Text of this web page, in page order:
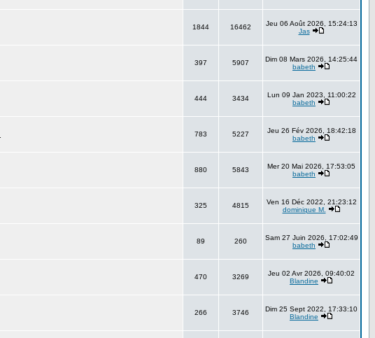
1844 16462
Jeu 06 Août 2026, 15:24:13
Jas
397 5907
Dim 08 Mars 2026, 14:25:44
babeth
444 3434
Lun 09 Jan 2023, 11:00:22
babeth
783 5227
Jeu 26 Fév 2026, 18:42:18
babeth
880 5843
Mer 20 Mai 2026, 17:53:05
babeth
325 4815
Ven 16 Déc 2022, 21:23:12
dominique M.
89 260
Sam 27 Juin 2026, 17:02:49
babeth
470 3269
Jeu 02 Avr 2026, 09:40:02
Blandine
266 3746
Dim 25 Sept 2022, 17:33:10
Blandine